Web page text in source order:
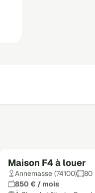
Maison F4 à louer
Annemasse (74100)
80
850 € / mois